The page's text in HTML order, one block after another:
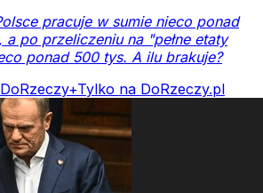
pracuje w sumie nieco ponad
po przeliczeniu na "pełne etaty
ponad 500 tys. A ilu brakuje?
DoRzeczy+Tylko na DoRzeczy.pl